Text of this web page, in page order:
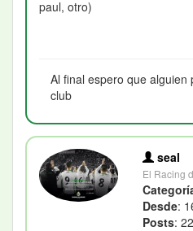
paul, otro)
Al final espero que alguien
club
seal
El Racing
Desde:
Posts: